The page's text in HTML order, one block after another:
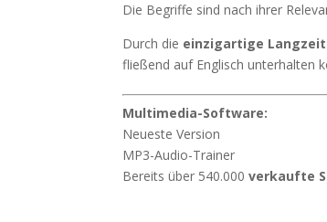
Die Begriffe sind nach ihrer
Durch die einzigartige
fließend auf Englisch unterhalten
Multimedia-Software:
Neueste Version
MP3-Audio-Trainer
Bereits über 540.000verkaufte